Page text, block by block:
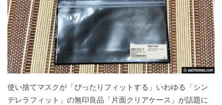
使い捨てマスクが「ぴったりフィットする」いわゆる「シン
デレラフィット」の無印良品「片面クリアケース」が話題に